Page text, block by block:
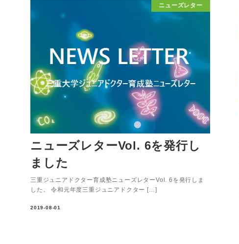
ニューズレター
ニューズレターVol. 6を発行し
ました
三重ジュニアドクター育成塾ニューズレターVol. 6を発行しま
した。 令和元年度三重ジュニアドクター […]
2019-08-01